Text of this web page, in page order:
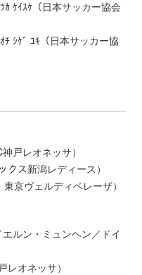
ｹｲｽｹ（日本サッカー協会
ｼｹﾞ ﾕｷ（日本サッカー協
レオネッサ）
ス新潟レディース）
ヴェルディベレーザ）
ン・ミュンヘン／ドイ
オネッサ）